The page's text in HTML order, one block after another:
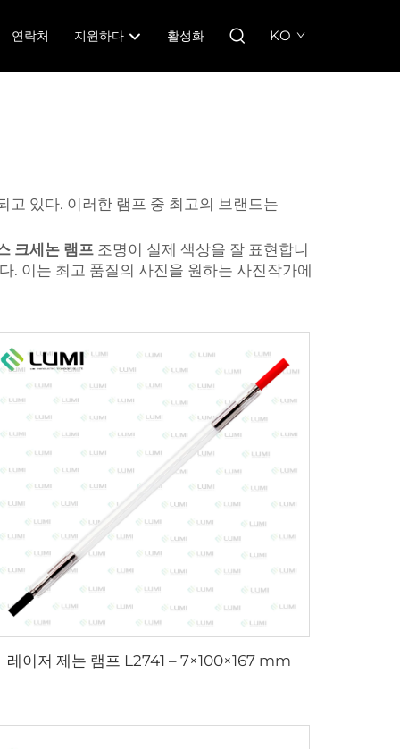
연락처 지원하다 활성화 KO
고 있다. 이러한 램프 중 최고의 브랜드는
크세논 램프 조명이 실제 색상을 잘 표현합니
. 이는 최고 품질의 사진을 원하는 사진작가에
레이저 제논 램프 L2741 – 7×100×167 mm